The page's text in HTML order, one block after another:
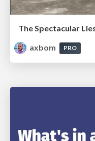
The Spectacular
axbom
PRO